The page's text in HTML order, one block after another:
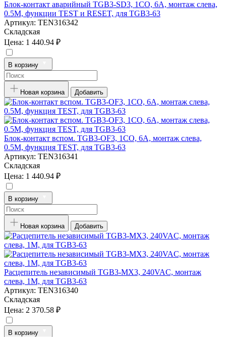
Блок-контакт аварийный TGB3-SD3, 1CO, 6A, монтаж слева,
0.5M, функции TEST и RESET, для TGB3-63
Артикул: TEN316342
Складская
Цена: 1 440.94 ₽
В корзину
Новая корзина Добавить
Блок-контакт вспом. TGB3-OF3, 1CO, 6A, монтаж слева,
0.5M, функция TEST, для TGB3-63
Артикул: TEN316341
Складская
Цена: 1 440.94 ₽
В корзину
Новая корзина Добавить
Расцепитель независимый TGB3-MX3, 240VAC, монтаж
слева, 1M, для TGB3-63
Артикул: TEN316340
Складская
Цена: 2 370.58 ₽
В корзину